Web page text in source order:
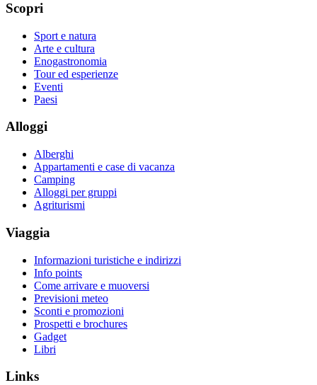
Scopri
Sport e natura
Arte e cultura
Enogastronomia
Tour ed esperienze
Eventi
Paesi
Alloggi
Alberghi
Appartamenti e case di vacanza
Camping
Alloggi per gruppi
Agriturismi
Viaggia
Informazioni turistiche e indirizzi
Info points
Come arrivare e muoversi
Previsioni meteo
Sconti e promozioni
Prospetti e brochures
Gadget
Libri
Links